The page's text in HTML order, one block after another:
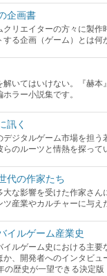
企画書
クリエイターの方々に製作
する企画（ゲーム）とは何
解いてはいけない。『赫
ラー小説集です。
訊く
デジタルゲーム市場を担
のルーツと情熱を探って
代の作家たち
大な影響を受けた作家さん
産業やカルチャーに与え
イルゲーム産業史
イルゲーム史における主要
か、開発者へのインタビュ
の歴史が一望できる決定版